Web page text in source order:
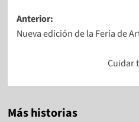
Anterior:
Nueva edición de la Feria de
Cuidar
Más historias